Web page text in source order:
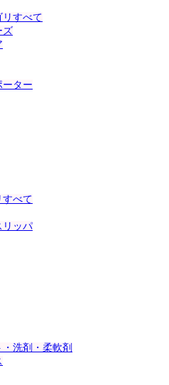
すべて
ズ
ーター
すべて
リッパ
洗剤・柔軟剤